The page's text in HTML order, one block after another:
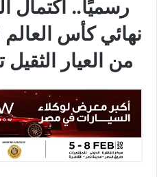
رسميًا.. اكتمال
من العيار الثقيل